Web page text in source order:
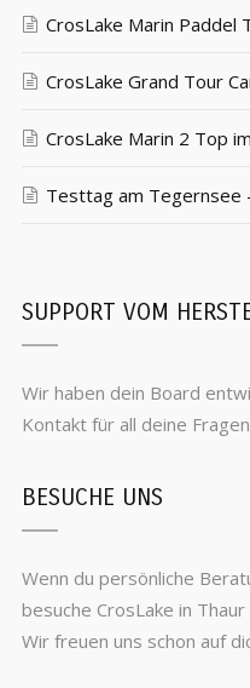
CrosLake Marin Paddel
CrosLake Grand Tour
CrosLake Marin 2 Top
Testtag am Tegernsee
SUPPORT VOM
Wir haben dein Board
Kontakt für all deine
BESUCHE UNS
Wenn du persönliche
besuche CrosLake in
Wir freuen uns schon auf